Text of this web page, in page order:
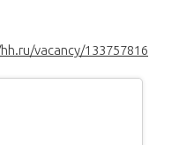
vacancy/133757816